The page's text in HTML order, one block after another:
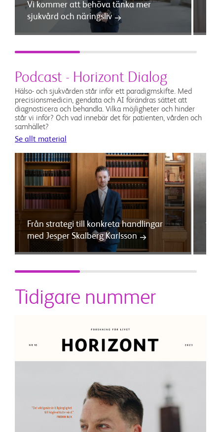
Vi kommer att behöva tänka mer
sjukvård och näringsliv
Podcast - Horizont Dialog
Hälso- och sjukvården står inför ett paradigmskifte. Med
precisionsmedicin, gendata och AI förändras sättet att
diagnosticera och behandla. Vilka möjligheter och hinder
står vi inför? Och vad innebär det för patienten, vården och
samhället?
Se allt material
Från strategi till konkreta handlingar
med Jesper Skalberg Karlsson
Tidigare nummer